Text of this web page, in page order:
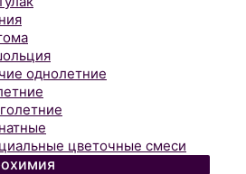
однолетние
цветочные смеси